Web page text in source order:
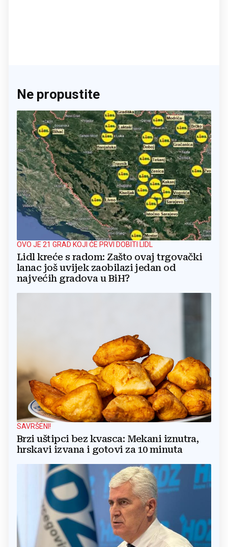
Ne propustite
OVO JE 21 GRAD KOJI ĆE PRVI DOBITI LIDL
Lidl kreće s radom: Zašto ovaj trgovački
lanac još uvijek zaobilazi jedan od
najvećih gradova u BiH?
SAVRŠENI!
Brzi uštipci bez kvasca: Mekani iznutra,
hrskavi izvana i gotovi za 10 minuta